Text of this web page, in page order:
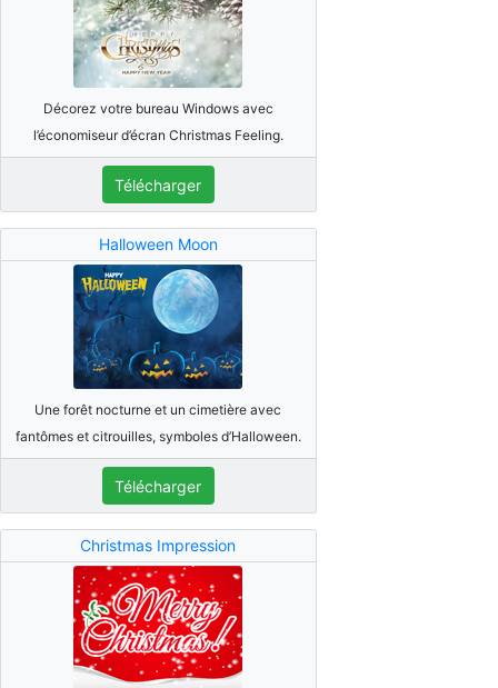
Décorez votre bureau Windows avec
l’économiseur d’écran Christmas Feeling.
Télécharger
Halloween Moon
Une forêt nocturne et un cimetière avec
fantômes et citrouilles, symboles d’Halloween.
Télécharger
Christmas Impression